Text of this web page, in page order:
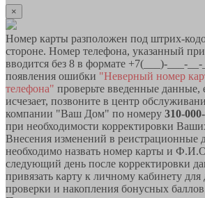
×
Номер карты разположен под штрих-
стороне. Номер телефона, указанный
вводится без 8 в формате +7(___)-___-
появления ошибки "Неверный номер
телефона" проверьте введенные данные,
исчезает, позвоните в центр
компании "Ваш Дом" по номеру 310-
при необходимости корректировки
Внесения изменений в реистрационные
необходимо назвать номер карты и
следующий день после корректировки
привязать карту к личному кабинету
проверки и накопления бонусных